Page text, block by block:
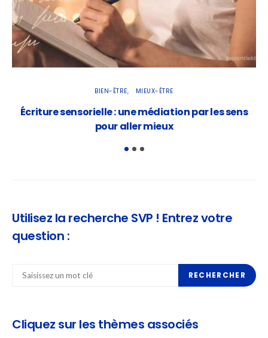
BIEN-ÊTRE MIEUX-ÊTRE
Écriture sensorielle : une médiation par les sens
pour aller mieux
Utilisez la recherche SVP ! Entrez votre
question :
RECHERCHER
Cliquez sur les thèmes associés